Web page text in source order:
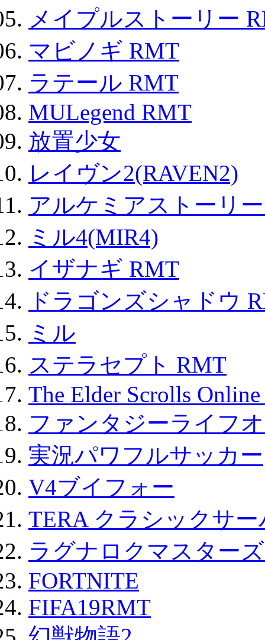
メイプルストーリー
マビノギ RMT
ラテール RMT
MULegend RMT
放置少女
レイヴン2(RAVEN2)
アルケミアストーリ
ミル4(MIR4)
イザナギ RMT
ドラゴンズシャドウ
ミル
ステラセプト RMT
The Elder Scrolls
ファンタジーライフ
実況パワフルサッカー
V4ブイフォー
TERA クラシックサ
ラグナロクマスター
FORTNITE
FIFA19RMT